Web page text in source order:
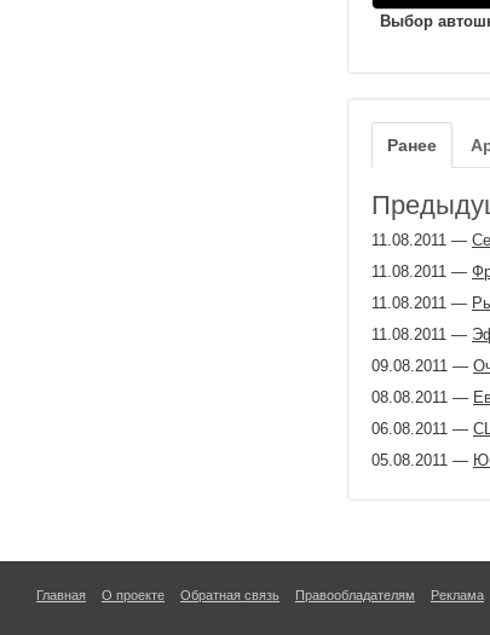
Выбор
Ранее
11.08.2011 —
11.08.2011 —
11.08.2011 —
11.08.2011 —
09.08.2011 —
08.08.2011 —
06.08.2011 —
05.08.2011 —
Главная О проекте Обратная связь Правообладателям Реклама